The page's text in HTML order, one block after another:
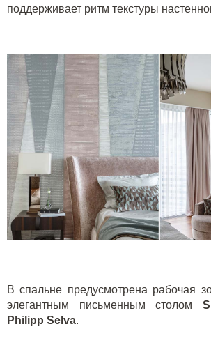
поддерживает ритм текстуры
В спальне предусмотрена рабочая
элегантным письменным столом
Philipp Selva.